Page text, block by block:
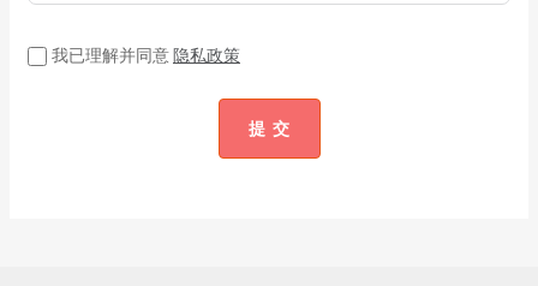
我已理解并同意隐私政策
提 交